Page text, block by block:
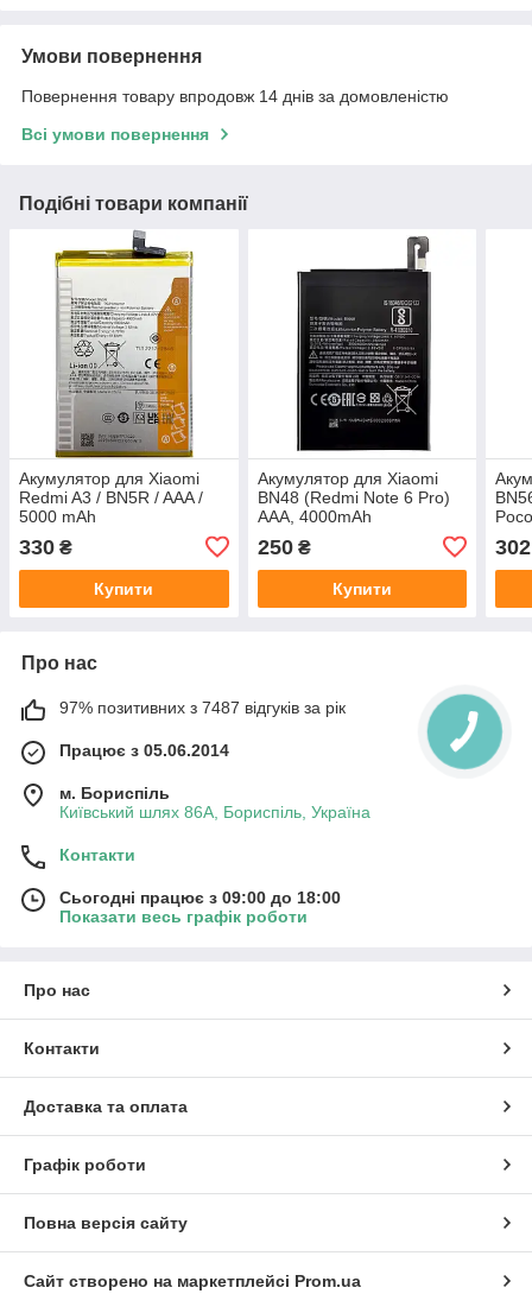
Умови повернення
Повернення товару впродовж 14 днів за домовленістю
Всі умови повернення
Подібні товари компанії
Акумулятор для Xiaomi
Redmi A3 / BN5R / AAA /
5000 mAh
330 ₴
Купити
Акумулятор для Xiaomi
BN48 (Redmi Note 6 Pro)
AAA, 4000mAh
250₴
Купити
302
Про нас
97% позитивних з 7487 відгуків за рік
Працює з 05.06.2014
м. Бориспіль
Київський шлях 86А, Бориспіль, Україна
Контакти
Сьогодні працює з 09:00 до 18:00
Показати весь графік роботи
Про нас
Контакти
Доставка та оплата
Графік роботи
Повна версія сайту
Сайт створено на маркетплейсі Prom.ua